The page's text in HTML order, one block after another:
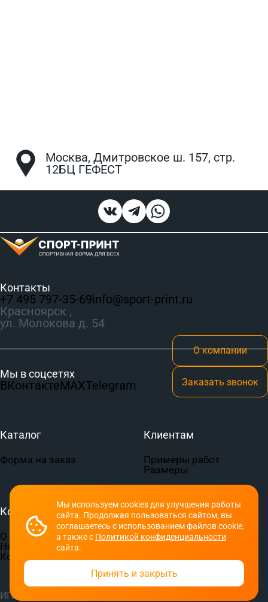
Москва, Дмитровское ш. 157, стр.
12БЦ ГЕФЕСТ
Мы используем cookies для улучшения работы
сайта. Продолжая пользоваться сайтом, вы
соглашаетесь с использованием файлов cookie,
а также с Политикой конфиденциальности
сайта.
Принять и закрыть
Контакты
+7 495 797‑35-69info@sport-print.ru
Красноярск ,
ул. Молокова д. 54
Мы в соцсетях
ВКонтактеMAXTelegram
О компании
Заказать звонок
Каталог
Форма на заказ
Клиентам
Примеры работ
Размеры
Компания
О компании
Новости
Контакты
Документы
Пользовательское
конфиденциальности
ИП Семериков П. В.